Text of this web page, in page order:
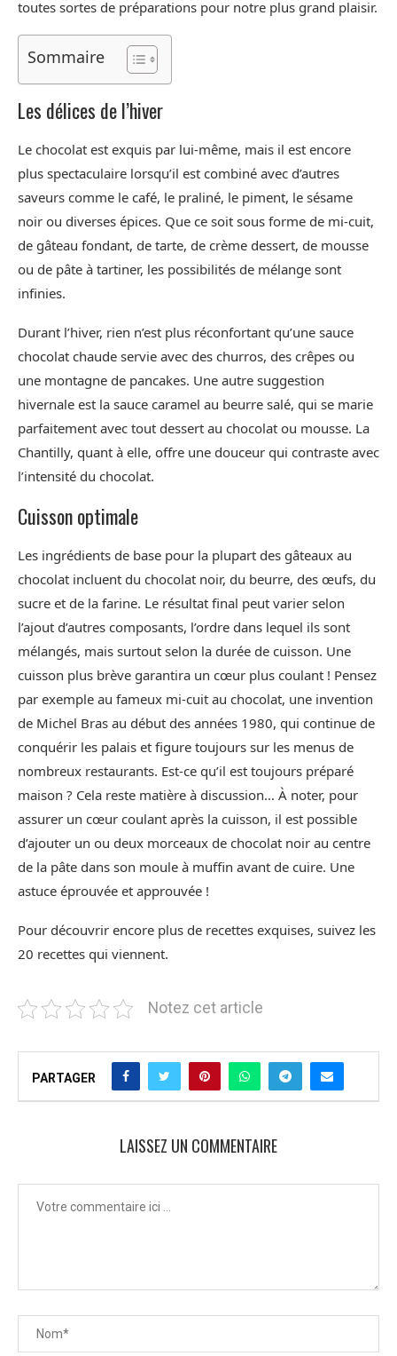
toutes sortes de préparations pour notre plus grand plaisir.
Sommaire
Les délices de l’hiver
Le chocolat est exquis par lui-même, mais il est encore
plus spectaculaire lorsqu’il est combiné avec d’autres
saveurs comme le café, le praliné, le piment, le sésame
noir ou diverses épices. Que ce soit sous forme de mi-cuit,
de gâteau fondant, de tarte, de crème dessert, de mousse
ou de pâte à tartiner, les possibilités de mélange sont
infinies.
Durant l’hiver, rien n’est plus réconfortant qu’une sauce
chocolat chaude servie avec des churros, des crêpes ou
une montagne de pancakes. Une autre suggestion
hivernale est la sauce caramel au beurre salé, qui se marie
parfaitement avec tout dessert au chocolat ou mousse. La
Chantilly, quant à elle, offre une douceur qui contraste avec
l’intensité du chocolat.
Cuisson optimale
Les ingrédients de base pour la plupart des gâteaux au
chocolat incluent du chocolat noir, du beurre, des œufs, du
sucre et de la farine. Le résultat final peut varier selon
l’ajout d’autres composants, l’ordre dans lequel ils sont
mélangés, mais surtout selon la durée de cuisson. Une
cuisson plus brève garantira un cœur plus coulant ! Pensez
par exemple au fameux mi-cuit au chocolat, une invention
de Michel Bras au début des années 1980, qui continue de
conquérir les palais et figure toujours sur les menus de
nombreux restaurants. Est-ce qu’il est toujours préparé
maison ? Cela reste matière à discussion… À noter, pour
assurer un cœur coulant après la cuisson, il est possible
d’ajouter un ou deux morceaux de chocolat noir au centre
de la pâte dans son moule à muffin avant de cuire. Une
astuce éprouvée et approuvée !
Pour découvrir encore plus de recettes exquises, suivez les
20 recettes qui viennent.
Notez cet article
PARTAGER
LAISSEZ UN COMMENTAIRE